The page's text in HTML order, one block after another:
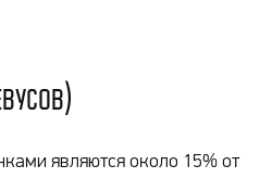
являются около 15% от